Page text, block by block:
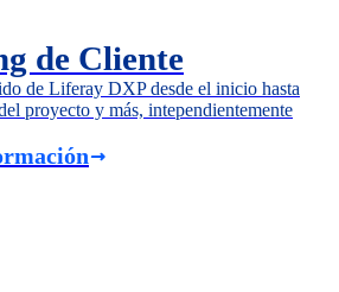
de Cliente
de Liferay DXP desde el inicio hasta
proyecto y más, intependientemente